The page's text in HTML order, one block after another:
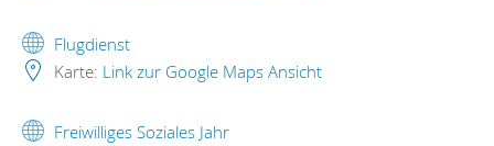
Flugdienst
Karte: Link zur Google Maps Ansicht
Freiwilliges Soziales Jahr